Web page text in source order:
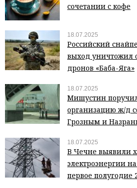
сочетании с кофе
18.07.2025
Российский
выход уничтожил
дронов «Баба-Яга»
18.07.2025
Мишустин
организацию ж/д
Грозным и
18.07.2025
В Чечне выявили
электроэнергии
первое полугодие